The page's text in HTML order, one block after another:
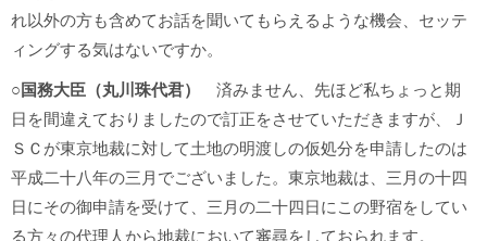
れ以外の方も含めてお話を聞いてもらえるような機会、セッテ
ィングする気はないですか。
○国務大臣（丸川珠代君）
済みません、先ほど私ちょっと期
日を間違えておりましたので訂正をさせていただきますが、Ｊ
ＳＣが東京地裁に対して土地の明渡しの仮処分を申請したのは
平成二十八年の三月でございました。東京地裁は、三月の十四
日にその御申請を受けて、三月の二十四日にこの野宿をしてい
る方々の代理人から地裁において審尋をしておられます。